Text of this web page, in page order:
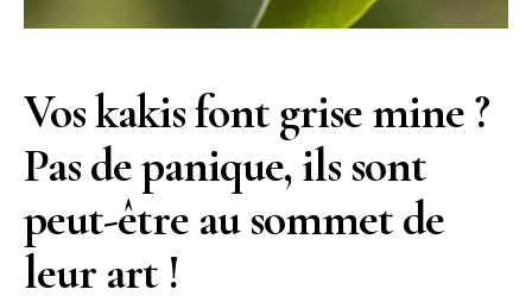
Vos kakis font grise mine ?
Pas de panique, ils sont
peut-être au sommet de
leur art !